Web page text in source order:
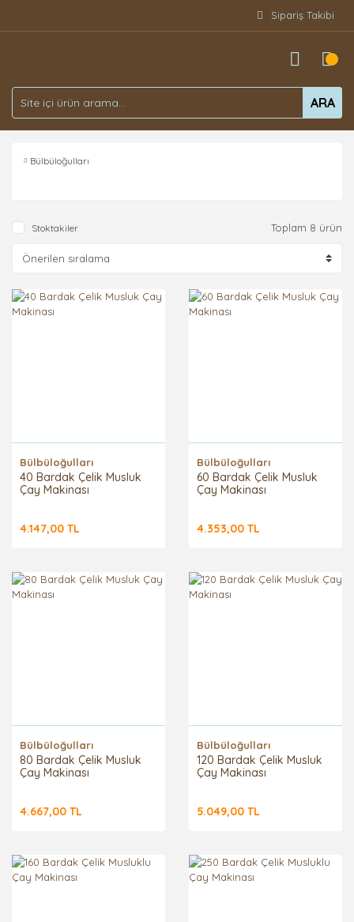
Sipariş Takibi
ARA
Bülbüloğulları
Stoktakiler Toplam 8 ürün
Bülbüloğulları
40 Bardak Çelik Musluk
Çay Makinası
4.147,00 TL
Bülbüloğulları
60 Bardak Çelik Musluk
Çay Makinası
4.353,00 TL
Bülbüloğulları
80 Bardak Çelik Musluk
Çay Makinası
4.667,00 TL
Bülbüloğulları
120 Bardak Çelik Musluk
Çay Makinası
5.049,00 TL